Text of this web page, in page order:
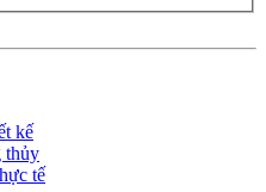
kế
thủy
tế